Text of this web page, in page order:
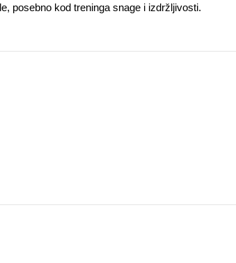
posebno kod treninga snage i izdržljivosti.